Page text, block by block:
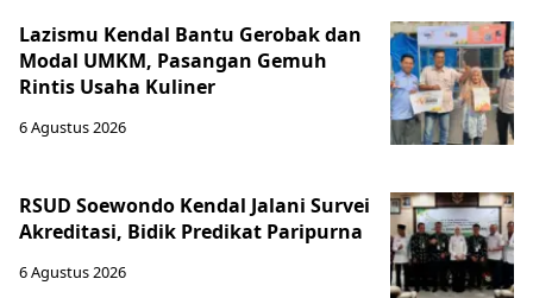
Lazismu Kendal Bantu Gerobak dan
Modal UMKM, Pasangan Gemuh
Rintis Usaha Kuliner
6 Agustus 2026
RSUD Soewondo Kendal Jalani Survei
Akreditasi, Bidik Predikat Paripurna
6 Agustus 2026